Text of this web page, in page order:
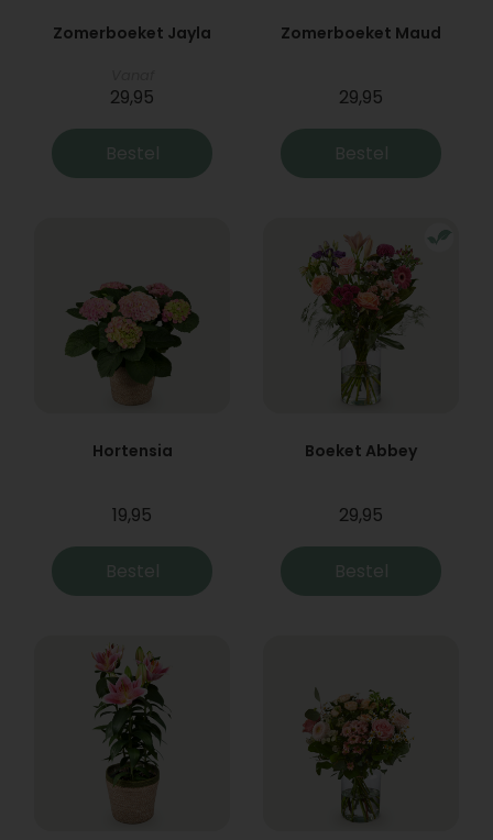
Zomerboeket Jayla
29,95
Bestel
Zomerboeket Maud
29,95
Bestel
Hortensia
19,95
Bestel
Boeket Abbey
29,95
Bestel